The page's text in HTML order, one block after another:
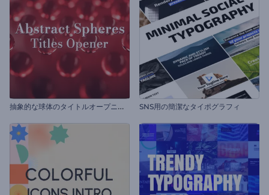
抽
象的な球体のタイトルオープニング動画 SNS用の簡潔なタイポグラフィ